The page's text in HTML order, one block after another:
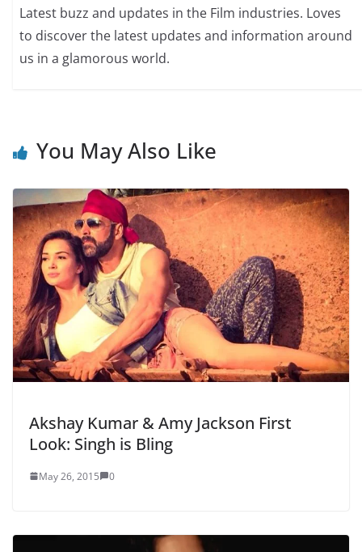
Latest buzz and updates in the Film industries. Loves
to discover the latest updates and information around
us in a glamorous world.
You May Also Like
Akshay Kumar & Amy Jackson First
Look: Singh is Bling
May 26, 2015 0